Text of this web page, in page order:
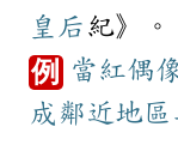
皇后 紀》。
例 當紅偶
成 鄰近地區